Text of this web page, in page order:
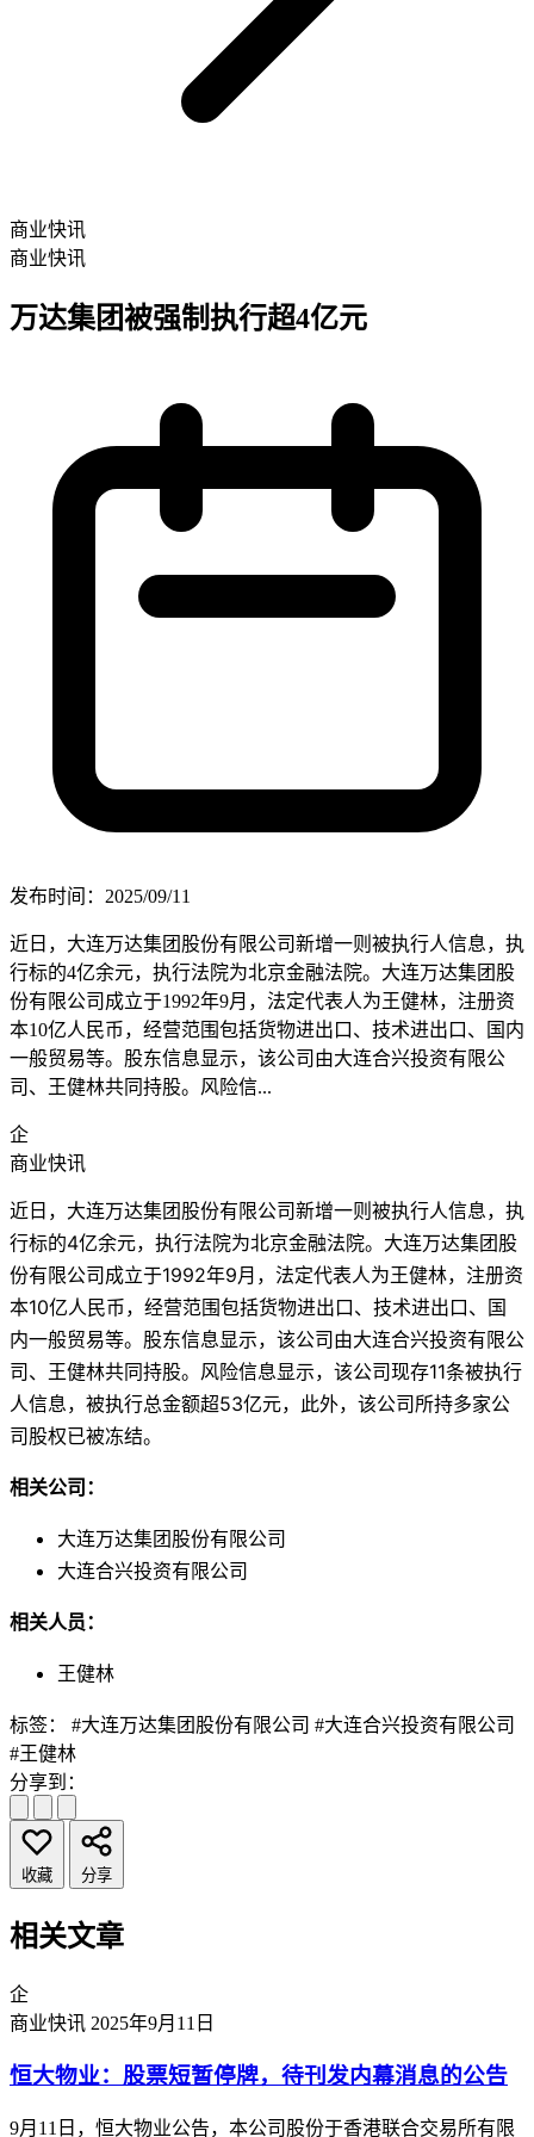
商业快讯
商业快讯
万达集团被强制执行超4亿元
发布时间：2025/09/11
近日，大连万达集团股份有限公司新增一则被执行人信息，执
行标的4亿余元，执行法院为北京金融法院。大连万达集团股
份有限公司成立于1992年9月，法定代表人为王健林，注册资
本10亿人民币，经营范围包括货物进出口、技术进出口、国内
一般贸易等。股东信息显示，该公司由大连合兴投资有限公
司、王健林共同持股。风险信...
企
商业快讯
近日，大连万达集团股份有限公司新增一则被执行人信息，执
行标的4亿余元，执行法院为北京金融法院。大连万达集团股
份有限公司成立于1992年9月，法定代表人为王健林，注册资
本10亿人民币，经营范围包括货物进出口、技术进出口、国
内一般贸易等。股东信息显示，该公司由大连合兴投资有限公
司、王健林共同持股。风险信息显示，该公司现存11条被执行
人信息，被执行总金额超53亿元，此外，该公司所持多家公
司股权已被冻结。
相关公司：
大连万达集团股份有限公司
大连合兴投资有限公司
相关人员：
王健林
标签： #大连万达集团股份有限公司 #大连合兴投资有限公司
#王健林
分享到：
收藏 分享
相关文章
企
商业快讯 2025年9月11日
恒大物业：股票短暂停牌，待刊发内幕消息的公告
9月11日，恒大物业公告，本公司股份于香港联合交易所有限